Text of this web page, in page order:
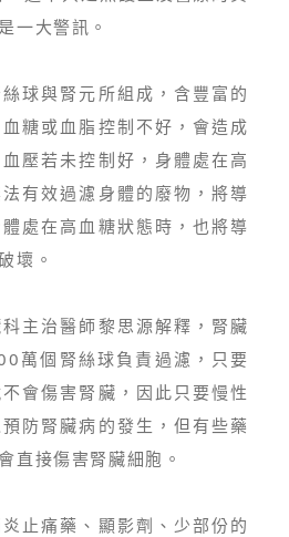
一大警訊。
球與腎元所組成，含豐富的
糖或血脂控制不好，會造成
壓若未控制好，身體處在高
有效過濾身體的廢物，將導
處在高血糖狀態時，也將導
壞。
主治醫師黎思源解釋，腎臟
萬個腎絲球負責過濾，只要
會傷害腎臟，因此只要慢性
防腎臟病的發生，但有些藥
直接傷害腎臟細胞。
止痛藥、顯影劑、少部份的